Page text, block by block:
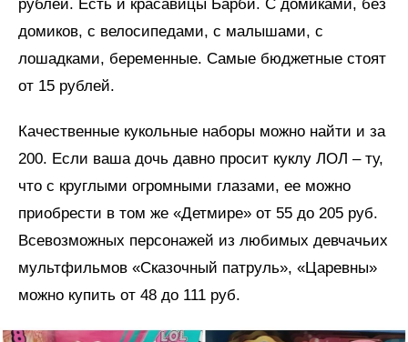
рублей. Есть и красавицы Барби. С домиками, без
домиков, с велосипедами, с малышами, с
лошадками, беременные. Самые бюджетные стоят
от 15 рублей.
Качественные кукольные наборы можно найти и за
200. Если ваша дочь давно просит куклу ЛОЛ – ту,
что с круглыми огромными глазами, ее можно
приобрести в том же «Детмире» от 55 до 205 руб.
Всевозможных персонажей из любимых девчачьих
мультфильмов «Сказочный патруль», «Царевны»
можно купить от 48 до 111 руб.